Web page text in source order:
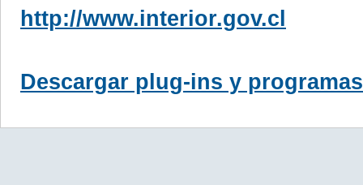
http://www.interior.gov.cl
Descargar plug-ins y